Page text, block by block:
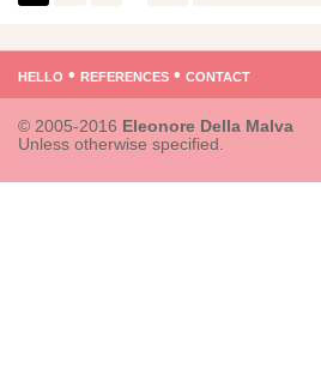
hello • references • contact
© 2005-2016 Eleonore Della Malva
Unless otherwise specified.